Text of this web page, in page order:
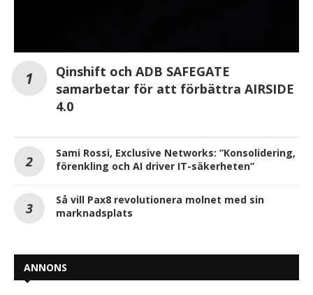
Qinshift och ADB SAFEGATE
samarbetar för att förbättra AIRSIDE
4.0
Sami Rossi, Exclusive Networks: ”Konsolidering,
förenkling och AI driver IT-säkerheten”
Så vill Pax8 revolutionera molnet med sin
marknadsplats
ANNONS